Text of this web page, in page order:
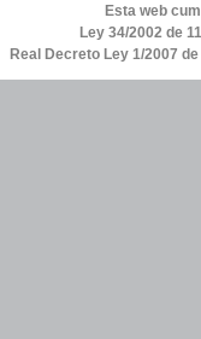
Esta web
Ley 34/2002 de
Real Decreto Ley 1/2007